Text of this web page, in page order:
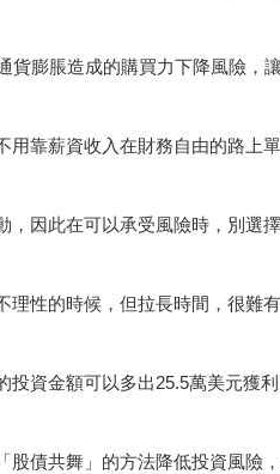
膨脹造成的購買力下降風險，
靠薪資收入在財務自由的路上單
因此在可以承受風險時，別選擇
性的時候，但拉長時間，很難
資金額可以多出25.5萬美元獲利
債共舞」的方法降低投資風險